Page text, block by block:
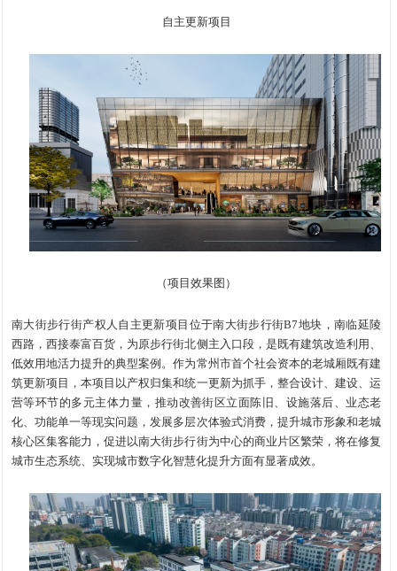
自主更新项目
（项目效果图）
南大街步行街产权人自主更新项目位于南大街步行街B7地块，南临延陵
西路，西接泰富百货，为原步行街北侧主入口段，是既有建筑改造利用、
低效用地活力提升的典型案例。作为常州市首个社会资本的老城厢既有建
筑更新项目，本项目以产权归集和统一更新为抓手，整合设计、建设、运
营等环节的多元主体力量，推动改善街区立面陈旧、设施落后、业态老
化、功能单一等现实问题，发展多层次体验式消费，提升城市形象和老城
核心区集客能力，促进以南大街步行街为中心的商业片区繁荣，将在修复
城市生态系统、实现城市数字化智慧化提升方面有显著成效。